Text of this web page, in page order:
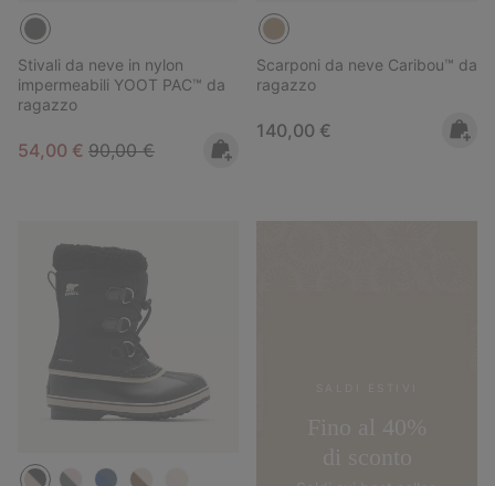
Stivali da neve in nylon
impermeabili YOOT PAC™ da
ragazzo
Sale price:
54,00 € Regular price:
90,00 €
Scarponi da neve Caribou™ da
ragazzo
Regular price:
140,00 €